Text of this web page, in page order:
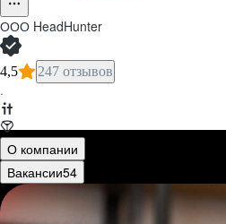
ООО HeadHunter
4,5 247 отзывов
·
О компании
Вакансии54